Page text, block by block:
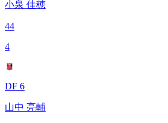
小泉 佳穂
44
4
DF 6
山中 亮輔